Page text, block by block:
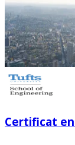
Certificat